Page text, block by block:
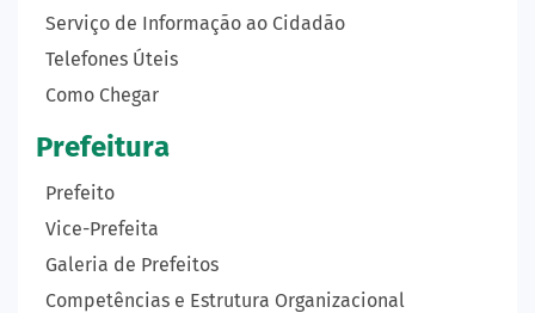
Serviço de Informação ao Cidadão
Telefones Úteis
Como Chegar
Prefeitura
Prefeito
Vice-Prefeita
Galeria de Prefeitos
Competências e Estrutura Organizacional